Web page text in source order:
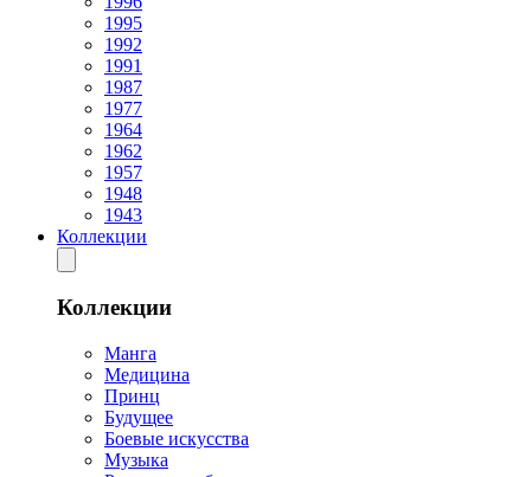
1995
1992
1991
1987
1977
1964
1962
1957
1948
1943
Коллекции
Коллекции
Манга
Медицина
Принц
Будущее
Боевые искусства
Музыка